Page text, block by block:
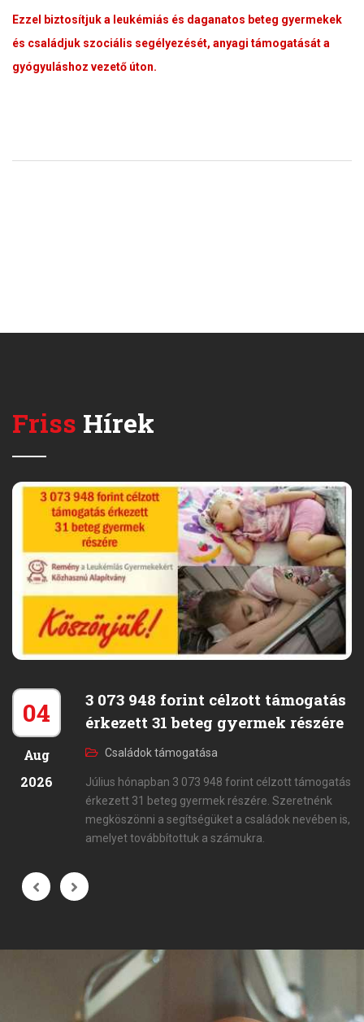
Ezzel biztosítjuk a leukémiás és daganatos beteg gyermekek
és családjuk szociális segélyezését, anyagi támogatását a
gyógyuláshoz vezető úton.
Friss Hírek
04
Aug
2026
3 073 948 forint célzott támogatás
érkezett 31 beteg gyermek részére
Családok támogatása
Július hónapban 3 073 948 forint célzott támogatás
érkezett 31 beteg gyermek részére. Szeretnénk
megköszönni a segítségüket a családok nevében is,
amelyet továbbítottuk a számukra.